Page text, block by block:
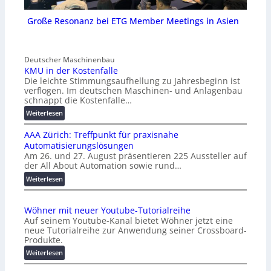
Große Resonanz bei ETG Member Meetings in Asien
Deutscher Maschinenbau
KMU in der Kostenfalle
Die leichte Stimmungsaufhellung zu Jahresbeginn ist
verflogen. Im deutschen Maschinen- und Anlagenbau
schnappt die Kostenfalle…
Weiterlesen:
K
M
U
i
n
d
e
K
o
s
e
n
AAA Zürich: Treffpunkt für praxisnahe
Automatisierungslösungen
Am 26. und 27. August präsentieren 225 Aussteller auf
der All About Automation sowie rund…
Weiterlesen:
A
A
Z
ü
i
c
Wöhner mit neuer Youtube-Tutorialreihe
Auf seinem Youtube-Kanal bietet Wöhner jetzt eine
neue Tutorialreihe zur Anwendung seiner Crossboard-
Produkte.
Weiterlesen:
W